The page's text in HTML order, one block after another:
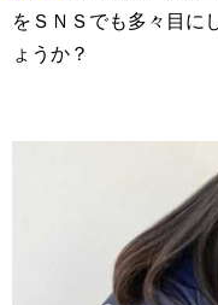
をＳＮＳでも多々目に
ょうか？